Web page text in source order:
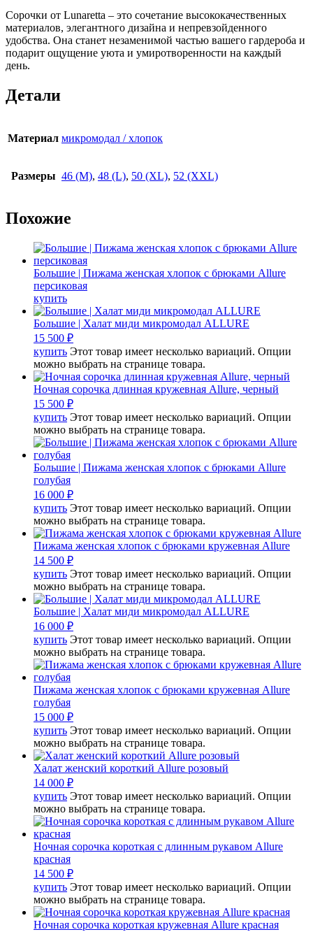
Сорочки от Lunaretta – это сочетание высококачественных
материалов, элегантного дизайна и непревзойденного
удобства. Она станет незаменимой частью вашего гардероба и
подарит ощущение уюта и умиротворенности на каждый
день.
Детали
Материал микромодал / хлопок
Размеры 46 (M), 48 (L), 50 (XL), 52 (XXL)
Похожие
Большие | Пижама женская хлопок с брюками Allure
персиковая
купить
Большие | Халат миди микромодал ALLURE
15 500 ₽
купить Этот товар имеет несколько вариаций. Опции
можно выбрать на странице товара.
Ночная сорочка длинная кружевная Allure, черный
15 500 ₽
купить Этот товар имеет несколько вариаций. Опции
можно выбрать на странице товара.
Большие | Пижама женская хлопок с брюками Allure
голубая
16 000 ₽
купить Этот товар имеет несколько вариаций. Опции
можно выбрать на странице товара.
Пижама женская хлопок с брюками кружевная Allure
14 500 ₽
купить Этот товар имеет несколько вариаций. Опции
можно выбрать на странице товара.
Большие | Халат миди микромодал ALLURE
16 000 ₽
купить Этот товар имеет несколько вариаций. Опции
можно выбрать на странице товара.
Пижама женская хлопок с брюками кружевная Allure
голубая
15 000 ₽
купить Этот товар имеет несколько вариаций. Опции
можно выбрать на странице товара.
Халат женский короткий Allure розовый
14 000 ₽
купить Этот товар имеет несколько вариаций. Опции
можно выбрать на странице товара.
Ночная сорочка короткая с длинным рукавом Allure
красная
14 500 ₽
купить Этот товар имеет несколько вариаций. Опции
можно выбрать на странице товара.
Ночная сорочка короткая кружевная Allure красная